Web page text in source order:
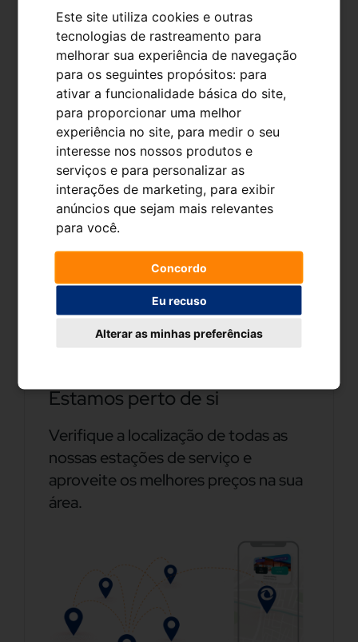
Este site utiliza cookies e outras
tecnologias de rastreamento para
melhorar sua experiência de navegação
para os seguintes propósitos: para
ativar a funcionalidade básica do site,
para proporcionar uma melhor
experiência no site, para medir o seu
interesse nos nossos produtos e
serviços e para personalizar as
interações de marketing, para exibir
anúncios que sejam mais relevantes
para você.
Concordo
Eu recuso
Alterar as minhas preferências
ÁREA CLIENTE
Estamos perto de si
Verifique a localização de todas as
nossas estações de serviço e
aproveite os melhores preços na sua
área.